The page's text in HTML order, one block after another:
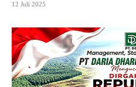
12 Juli 2025